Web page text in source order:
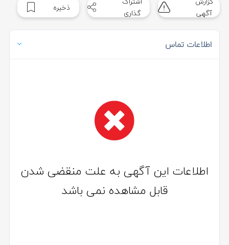
آگهی
گذاری
ذخیره
اطلاعات تماس
اطلاعات این آگهی به علت منقضی شدن
قابل مشاهده نمی باشد